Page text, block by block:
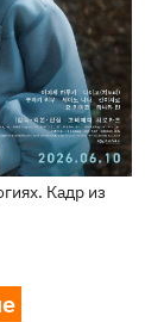
Кадр из